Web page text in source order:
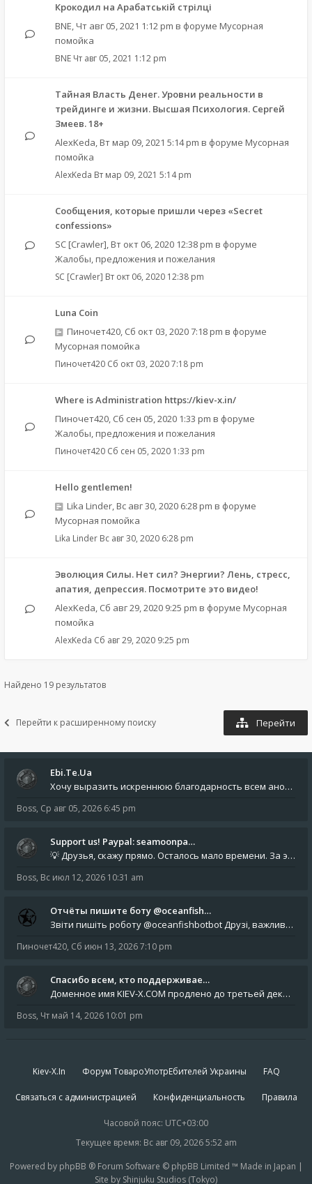
Крокодил на Арабатській стрілці
BNE, Чт авг 05, 2021 1:12 pm в форуме Мусорная
помойка
BNE Чт авг 05, 2021 1:12 pm
Тайная Власть Денег. Уровни реальности в
трейдинге и жизни. Высшая Психология. Сергей
Змеев. 18+
AlexKeda, Вт мар 09, 2021 5:14 pm в форуме Мусорная
помойка
AlexKeda Вт мар 09, 2021 5:14 pm
Сообщения, которые пришли через «Secret
confessions»
SC [Crawler], Вт окт 06, 2020 12:38 pm в форуме
Жалобы, предложения и пожелания
SC [Crawler] Вт окт 06, 2020 12:38 pm
Luna Coin
Пиночет420, Сб окт 03, 2020 7:18 pm в форуме
Мусорная помойка
Пиночет420 Сб окт 03, 2020 7:18 pm
Where is Administration https://kiev-x.in/
Пиночет420, Сб сен 05, 2020 1:33 pm в форуме
Жалобы, предложения и пожелания
Пиночет420 Сб сен 05, 2020 1:33 pm
Hello gentlemen!
Lika Linder, Вс авг 30, 2020 6:28 pm в форуме
Мусорная помойка
Lika Linder Вс авг 30, 2020 6:28 pm
Эволюция Силы. Нет сил? Энергии? Лень, стресс,
апатия, депрессия. Посмотрите это видео!
AlexKeda, Сб авг 29, 2020 9:25 pm в форуме Мусорная
помойка
AlexKeda Сб авг 29, 2020 9:25 pm
Найдено 19 результатов
Перейти к расширенному поиску Перейти
Ebi.Te.Ua
Хочу выразить искреннюю благодарность всем анонимным пользователям, которые поддержали наше сообщество финансово. Благод
Boss, Ср авг 05, 2026 6:45 pm
Support us! Paypal: seamoonpa…
💡 Друзья, скажу прямо. Осталось мало времени. За это время нам нужно закрыть последние обязательные расходы: около 500
Boss, Вс июл 12, 2026 10:31 am
Отчёты пишите боту @oceanfish…
Звіти пишіть роботу @oceanfishbotbot Друзі, важливе повідомлення для учасників форума. Основне звернення опублікован
Пиночет420, Сб июн 13, 2026 7:10 pm
Спасибо всем, кто поддерживае…
Доменное имя KIEV-X.COM продлено до третьей декады августа 2027 года! Спасибо всем анонимным пользователям, которые по
Boss, Чт май 14, 2026 10:01 pm
Kiev-X.In Форум ТовароУпотрЕбителей Украины FAQ
Связаться с администрацией Конфиденциальность Правила
Часовой пояс: UTC+03:00
Текущее время: Вс авг 09, 2026 5:52 am
Powered by phpBB ® Forum Software © phpBB Limited ™ Made in Japan |
Site by Shinjuku Studios (Tokyo)